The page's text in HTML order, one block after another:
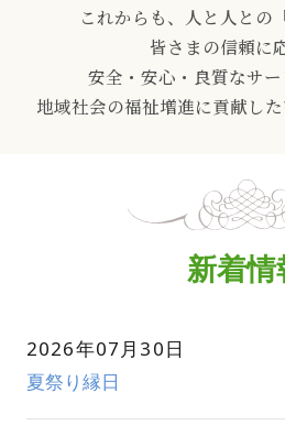
これからも、人と人との
皆さまの信頼に
安全・安心・良質なサー
地域社会の福祉増進に貢献した
新着情
2026年07月30日
夏祭り縁日